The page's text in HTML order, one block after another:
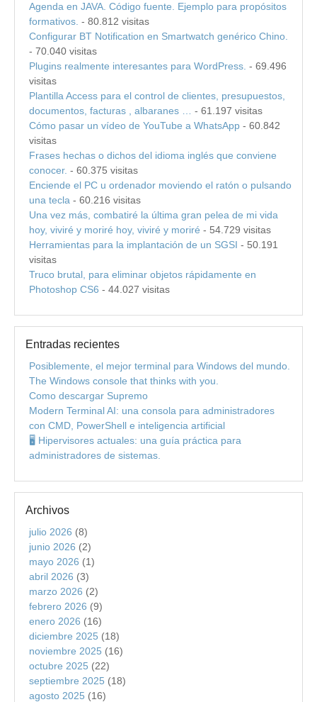
Agenda en JAVA. Código fuente. Ejemplo para propósitos
formativos. - 80.812 visitas
Configurar BT Notification en Smartwatch genérico Chino.
- 70.040 visitas
Plugins realmente interesantes para WordPress. - 69.496
visitas
Plantilla Access para el control de clientes, presupuestos,
documentos, facturas , albaranes …
- 61.197 visitas
Cómo pasar un vídeo de YouTube a WhatsApp - 60.842
visitas
Frases hechas o dichos del idioma inglés que conviene
conocer. - 60.375 visitas
Enciende el PC u ordenador moviendo el ratón o pulsando
una tecla - 60.216 visitas
Una vez más, combatiré la última gran pelea de mi vida
hoy, viviré y moriré hoy, viviré y moriré - 54.729 visitas
Herramientas para la implantación de un SGSI - 50.191
visitas
Truco brutal, para eliminar objetos rápidamente en
Photoshop CS6 - 44.027 visitas
Entradas recientes
Posiblemente, el mejor terminal para Windows del mundo.
The Windows console that thinks with you.
Como descargar Supremo
Modern Terminal AI: una consola para administradores
con CMD, PowerShell e inteligencia artificial
🖥️ Hipervisores actuales: una guía práctica para
administradores de sistemas.
Archivos
julio 2026 (8)
junio 2026 (2)
mayo 2026 (1)
abril 2026 (3)
marzo 2026 (2)
febrero 2026 (9)
enero 2026 (16)
diciembre 2025 (18)
noviembre 2025 (16)
octubre 2025 (22)
septiembre 2025 (18)
agosto 2025 (16)